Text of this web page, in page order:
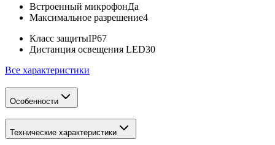
Встроенный микрофонДа
Максимальное разрешение4
Класс защитыIP67
Дистанция освещения LED30
Все характеристики
Особенности
Технические характеристики